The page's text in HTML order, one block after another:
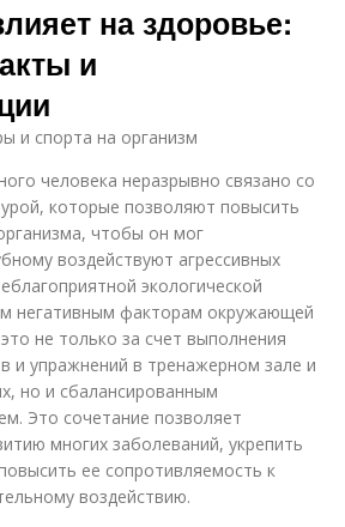
на здоровье:
и
и спорта на организм
человека неразрывно связано со
которые позволяют повысить
чтобы он мог
воздействуют агрессивных
экологической
негативным факторам окружающей
не только за счет выполнения
и упражнений в тренажерном зале и
но и сбалансированным
Это сочетание позволяет
многих заболеваний, укрепить
ее сопротивляемость к
воздействию.